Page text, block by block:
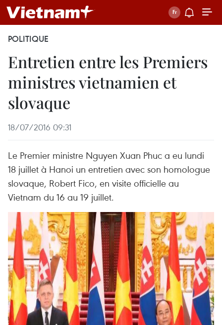
POLITIQUE
Entretien entre les ​Premiers
ministres vietnamien et
slovaque
18/07/2016 09:31
Le Premier ministre Nguyen Xuan Phuc a eu lundi
18 juillet à Hanoi un entretien avec son homologue
slovaque, Robert Fico, en visite officielle au
Vietnam du 16 au 19 juillet.